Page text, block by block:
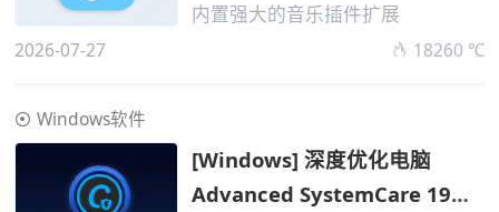
内置强大的音乐插件扩展
2026-07-27 18260 ℃
Windows软件
[Windows] 深度优化电脑
Advanced SystemCare 19